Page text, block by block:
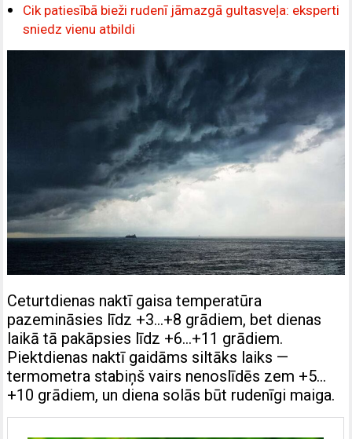
Cik patiesībā bieži rudenī jāmazgā gultasveļa: eksperti
sniedz vienu atbildi
Ceturtdienas naktī gaisa temperatūra
pazemināsies līdz +3…+8 grādiem, bet dienas
laikā tā pakāpsies līdz +6…+11 grādiem.
Piektdienas naktī gaidāms siltāks laiks —
termometra stabiņš vairs nenoslīdēs zem +5…
+10 grādiem, un diena solās būt rudenīgi maiga.